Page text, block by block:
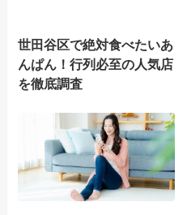
世田谷区で絶対食べたいあ
んぱん！行列必至の人気店
を徹底調査